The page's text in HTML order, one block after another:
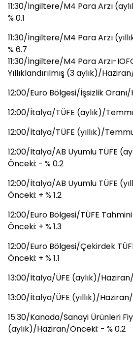
11:30/İngiltere/M4 Para Arzı
% 0.1
11:30/İngiltere/M4 Para Arzı
% 6.7
11:30/İngiltere/M4 Para Arzı-
Yıllıklandırılmış (3 aylık)/
12:00/Euro Bölgesi/İşsizlik
12:00/İtalya/TÜFE (aylık)/
12:00/İtalya/TÜFE (yıllık)/
12:00/İtalya/AB Uyumlu TÜFE
Önceki: - % 0.2
12:00/İtalya/AB Uyumlu TÜFE
Önceki: + % 1.2
12:00/Euro Bölgesi/TÜFE
Önceki: + % 1.3
12:00/Euro Bölgesi/Çekirdek
Önceki: + % 1.1
13:00/İtalya/ÜFE (aylık)/
13:00/İtalya/ÜFE (yıllık)/Haziran/
15:30/Kanada/Sanayi Ürünleri
(aylık)/Haziran/Önceki: - % 0.2